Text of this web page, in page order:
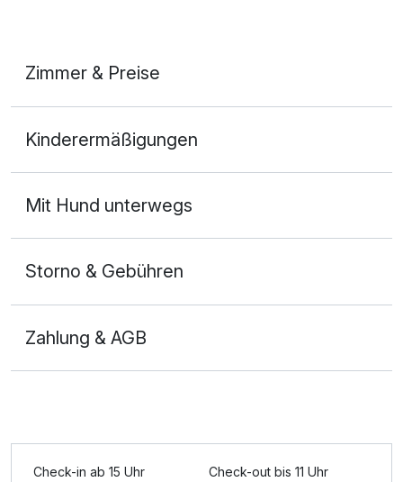
Zimmer & Preise
2 Erwachsene und 1 Kind
Kinderermäßigungen
Mit Hund unterwegs
Storno & Gebühren
Zahlung & AGB
Check-in ab 15 Uhr Check-out bis 11 Uhr